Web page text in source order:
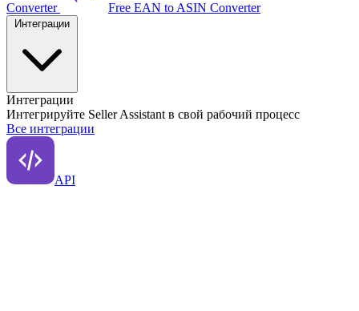
Converter Free EAN to ASIN Converter
Интеграции
Интегрируйте Seller Assistant в свой рабочий процесс
Все интеграции
API